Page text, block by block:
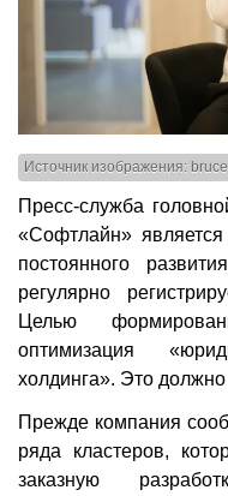
Источник изображения:
Пресс-служба
«Софтлайн»
постоянного
регулярно
Целью
оптимизация
холдинга». Это
Прежде компания
ряда кластеров,
заказную